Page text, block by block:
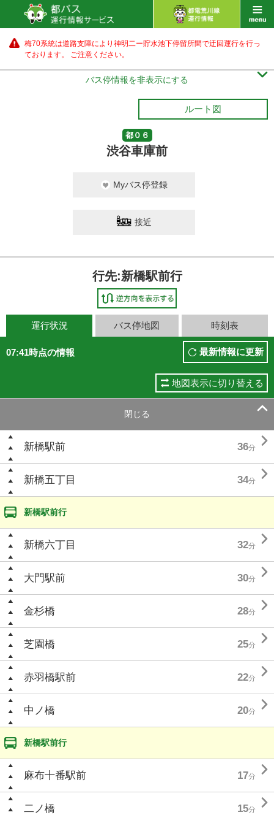
梅70系統は道路支障により神明二ー貯水池下停留所間で迂回運行を行っ
ております。 ご注意ください。
バス停情報を非表示にする 
ルート図
都０６
渋谷車庫前
Myバス停登録
接近
行先:新橋駅前行
運行状況 バス停地図 時刻表
07:41時点の情報 最新情報に更新
地図表示に切り替える
閉じる 
新橋駅前 36分 
新橋五丁目 34分 
新橋駅前行
新橋六丁目 32分 
大門駅前 30分 
金杉橋 28分 
芝園橋 25分 
赤羽橋駅前 22分 
中ノ橋 20分 
新橋駅前行
麻布十番駅前 17分 
二ノ橋 15分 